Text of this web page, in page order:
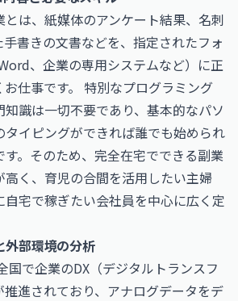
は、紙媒体のアンケート結果、名刺
書きの文書などを、指定されたフォ
、企業の専用システムなど）に正
仕事です。 特別なプログラミング
識は一切不要であり、基本的なパソ
タイピングができれば誰でも始められ
す。そのため、完全在宅でできる副業
高く、育児の合間を活用したい主婦
自宅で稼ぎたい会社員を中心に広く定
外部環境の分析
国で企業のDX（デジタルトランスフ
推進されており、アナログデータをデ